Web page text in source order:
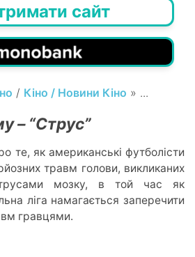
сайт
/ Кіно / Новини Кіно » ...
– “Струс”
те, як американські футболісти
травм голови, викликаних
мозку, в той час як
ліга намагається заперечити
гравцями.